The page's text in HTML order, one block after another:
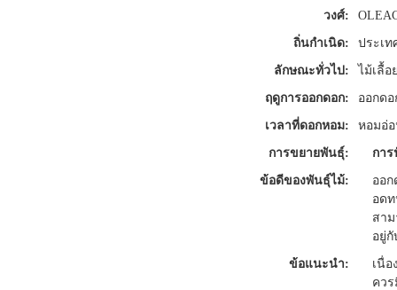
วงศ์:
ถิ่นกำเนิด: ประเ
ลักษณะทั่วไป: ไม้เลื้
ฤดูการออกดอก: ออกด
เวลาที่ดอกหอม: หอมอ่
การขยายพันธุ์: กา
ข้อดีของพันธุ์ไม้:
ออ
อด
สา
อยู่
ข้อแนะนำ:
เนื่
คว